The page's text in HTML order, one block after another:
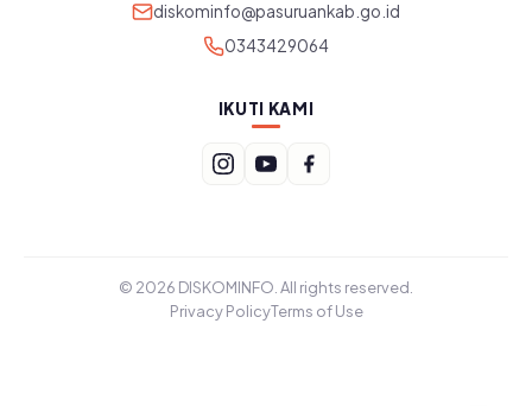
diskominfo@pasuruankab.go.id
0343429064
IKUTI KAMI
© 2026 DISKOMINFO. All rights reserved.
Privacy PolicyTerms of Use